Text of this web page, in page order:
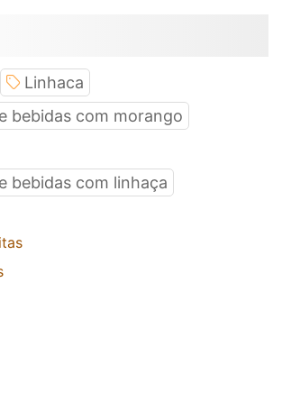
Linhaca
bebidas com morango
bebidas com linhaça